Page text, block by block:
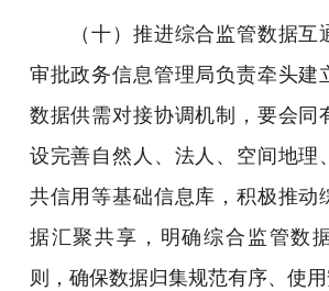
（十）推进综合监管数据互
审批政务信息管理局负责牵头建
数据供需对接协调机制，要会同
设完善自然人、法人、空间地理
共信用等基础信息库，积极推动
据汇聚共享，明确综合监管数
则，确保数据归集规范有序、使用